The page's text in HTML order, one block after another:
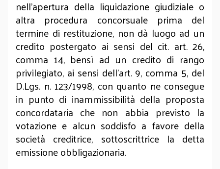
nell’apertura della liquidazione giudiziale o
altra procedura concorsuale prima del
termine di restituzione, non dà luogo ad un
credito postergato ai sensi del cit. art. 26,
comma 14, bensì ad un credito di rango
privilegiato, ai sensi dell’art. 9, comma 5, del
D.Lgs. n. 123/1998, con quanto ne consegue
in punto di inammissibilità della proposta
concordataria che non abbia previsto la
votazione e alcun soddisfo a favore della
società creditrice, sottoscrittrice la detta
emissione obbligazionaria.